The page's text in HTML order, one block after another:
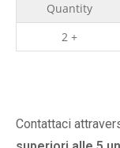
Quantity
2 +
Contattaci